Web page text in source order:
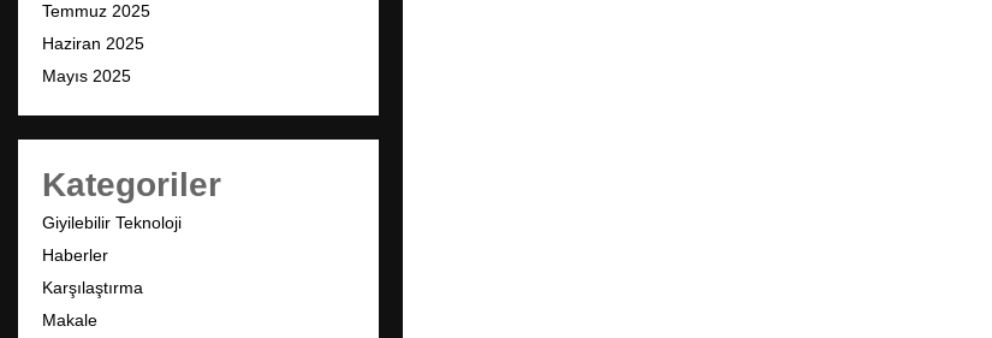
Temmuz 2025
Haziran 2025
Mayıs 2025
Kategoriler
Giyilebilir Teknoloji
Haberler
Karşılaştırma
Makale